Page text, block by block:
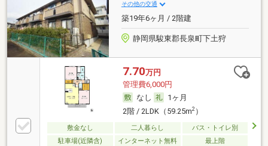
その他の交通
築19年6ヶ月 / 2階建
静岡県駿東郡長泉町下土狩
7.70万円
管理費6,000円
なし
1ヶ月
2階 / 2LDK（59.25m2）
敷金なし 二人暮らし
バス・トイレ別
駐車場(近隣含)
インターネット無料 最上階